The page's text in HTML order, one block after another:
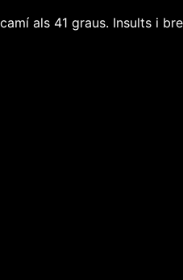
als 41 graus. Insults i